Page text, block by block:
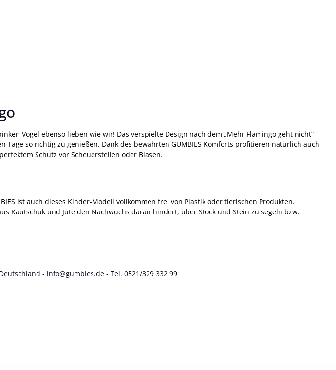
Vogel ebenso lieben wie wir! Das verspielte Design nach dem „Mehr Flamingo geht nicht“-
so richtig zu genießen. Dank des bewährten GUMBIES Komforts profitieren natürlich auch
Schutz vor Scheuerstellen oder Blasen.
ist auch dieses Kinder-Modell vollkommen frei von Plastik oder tierischen Produkten.
Kautschuk und Jute den Nachwuchs daran hindert, über Stock und Stein zu segeln bzw.
- info@gumbies.de - Tel. 0521/329 332 99